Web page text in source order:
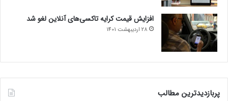
افزایش قیمت کرایه تاکسی‌های آنلاین لغو شد
28 اردیبهشت 1401
پربازدیدترین مطالب